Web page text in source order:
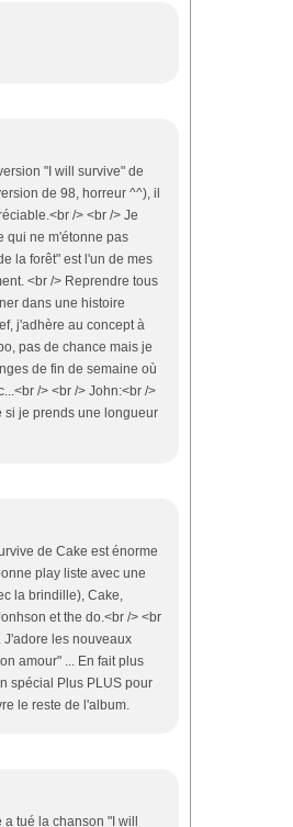
"I will survive" de
de 98, horreur ^^), il
/> <br /> Je
qui ne m'étonne pas
la forêt" est l'un de mes
<br /> Reprendre tous
dans une histoire
j'adhère au concept à
pas de chance mais je
de fin de semaine où
/> <br /> John:<br />
si je prends une longueur
de Cake est énorme
play liste avec une
la brindille), Cake,
et the do.<br /> <br
J'adore les nouveaux
amour" ... En fait plus
spécial Plus PLUS pour
le reste de l'album.
tué la chanson "I will